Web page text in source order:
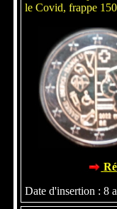
le Covid, frappe
Date d'insertion : 8